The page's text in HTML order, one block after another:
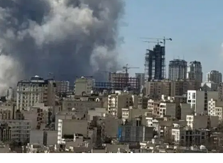
Çorum
Denizli
Diyarbakır
Edirne